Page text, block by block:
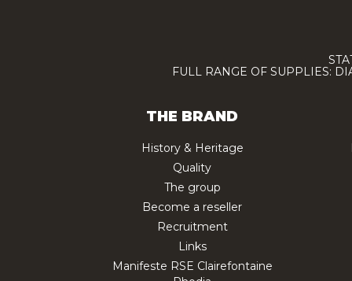
FULL RANGE OF SUPPLIES:
THE BRAND
History & Heritage
Quality
The group
Become a reseller
Recruitment
Links
Manifeste RSE Clairefontaine